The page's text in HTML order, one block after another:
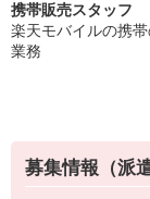
お仕事以外も充実
【選べるお仕事い
▼工場・製造・軽
機械/食品製造・
▼美容系
携帯販売スタッフ
楽天モバイルの携
業務
回線・でんき・オ
※稼働開始時はSV
※目標に関して：
募集情報（派